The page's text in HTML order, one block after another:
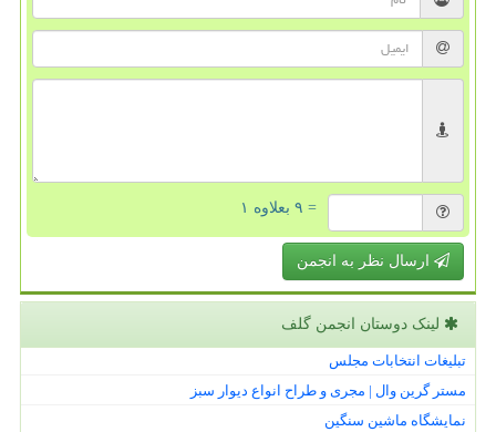
= ۹ بعلاوه ۱
ارسال نظر به انجمن
لینک دوستان انجمن گلف
تبلیغات انتخابات مجلس
مستر گرین وال | مجری و طراح انواع دیوار سبز
نمایشگاه ماشین سنگین